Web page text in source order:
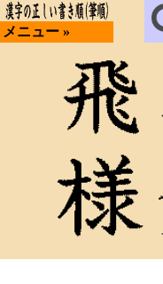
メニュー »